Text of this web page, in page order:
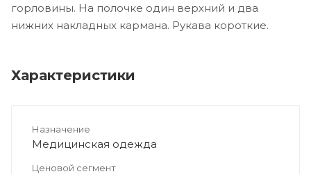
горловины. На полочке один верхний и два
нижних накладных кармана. Рукава короткие.
Характеристики
Назначение
Медицинская одежда
Ценовой сегмент